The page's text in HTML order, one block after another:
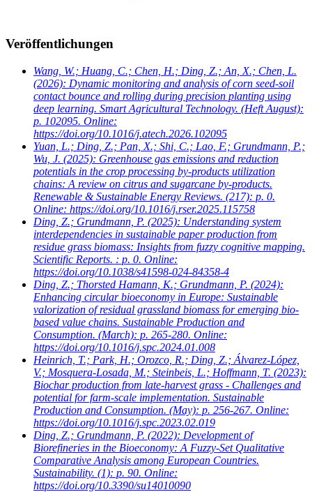
Veröffentlichungen
Wang, W.; Huang, C.; Chen, H.; Ding, Z.; An, X.; Chen, L.
(2026): Dynamic monitoring and analysis of corn seed-soil
contact bounce and rolling during precision planting using
deep learning. Smart Agricultural Technology. (Heft August):
p. 102095. Online:
https://doi.org/10.1016/j.atech.2026.102095
Yuan, L.; Ding, Z.; Pan, X.; Shi, C.; Lao, F.; Grundmann, P.;
Wu, J. (2025): Greenhouse gas emissions and reduction
potentials in the crop processing by-products utilization
chains: A review on citrus and sugarcane by-products.
Renewable & Sustainable Energy Reviews. (217): p. 0.
Online: https://doi.org/10.1016/j.rser.2025.115758
Ding, Z.; Grundmann, P. (2025): Understanding system
interdependencies in sustainable paper production from
residue grass biomass: Insights from fuzzy cognitive mapping.
Scientific Reports. : p. 0. Online:
https://doi.org/10.1038/s41598-024-84358-4
Ding, Z.; Thorsted Hamann, K.; Grundmann, P. (2024):
Enhancing circular bioeconomy in Europe: Sustainable
valorization of residual grassland biomass for emerging bio-
based value chains. Sustainable Production and
Consumption. (March): p. 265-280. Online:
https://doi.org/10.1016/j.spc.2024.01.008
Heinrich, T.; Park, H.; Orozco, R.; Ding, Z.; Álvarez-López,
V.; Mosquera-Losada, M.; Steinbeis, L.; Hoffmann, T. (2023):
Biochar production from late-harvest grass - Challenges and
potential for farm-scale implementation. Sustainable
Production and Consumption. (May): p. 256-267. Online:
https://doi.org/10.1016/j.spc.2023.02.019
Ding, Z.; Grundmann, P. (2022): Development of
Biorefineries in the Bioeconomy: A Fuzzy-Set Qualitative
Comparative Analysis among European Countries.
Sustainability. (1): p. 90. Online:
https://doi.org/10.3390/su14010090